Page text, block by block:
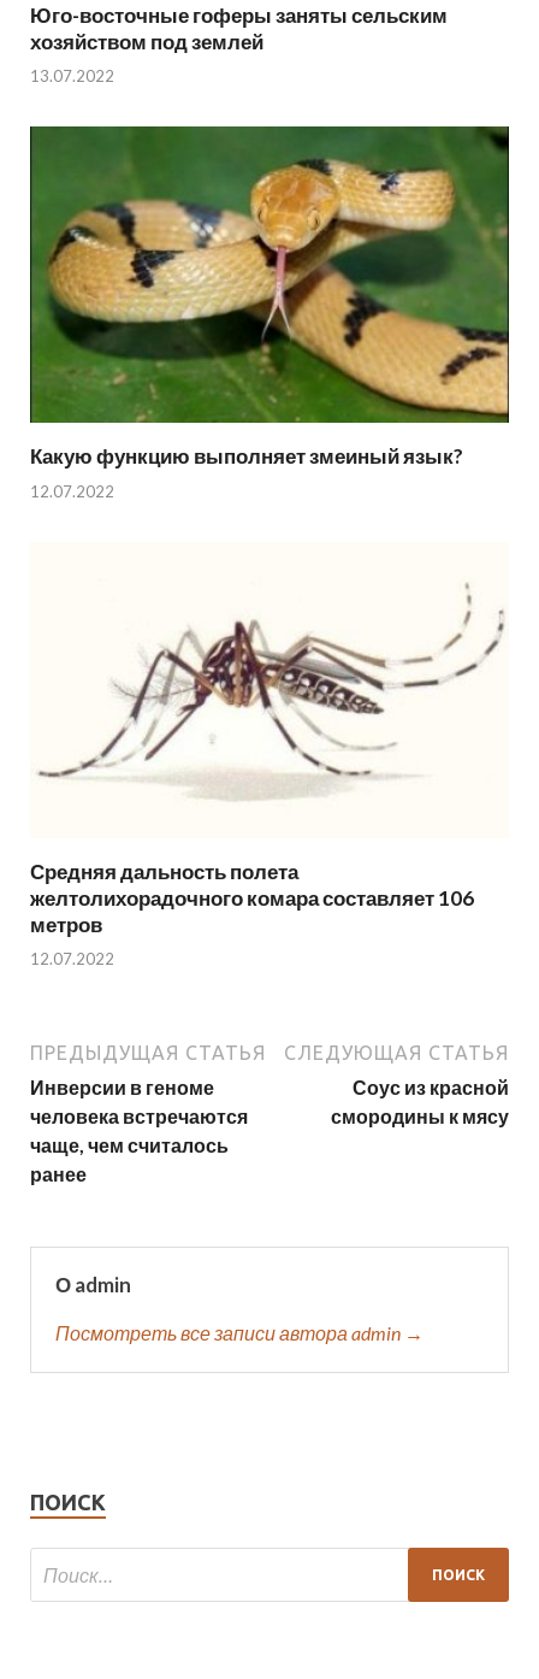
Юго-восточные гоферы заняты сельским
хозяйством под землей
13.07.2022
Какую функцию выполняет змеиный язык?
12.07.2022
Средняя дальность полета
желтолихорадочного комара составляет 106
метров
12.07.2022
ПРЕДЫДУЩАЯ СТАТЬЯ
Инверсии в геноме
человека встречаются
чаще, чем считалось
ранее
СЛЕДУЮЩАЯ СТАТЬЯ
Соус из красной
смородины к мясу
О admin
Посмотреть все записи автора admin →
ПОИСК